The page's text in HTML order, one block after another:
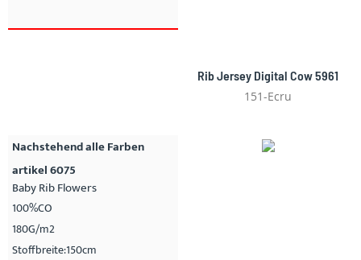
Rib Jersey Digital Cow 5961
151-Ecru
Nachstehend alle Farben
artikel 6075
Baby Rib Flowers
100%CO
180G/m2
Stoffbreite:150cm